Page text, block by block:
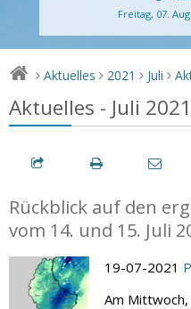
Freitag, 07.
> Aktuelles > 2021 > Juli >
Aktuelles - Juli 2021
Rückblick auf den
vom 14. und 15. Juli
19-07-2021
Am Mittwoch,